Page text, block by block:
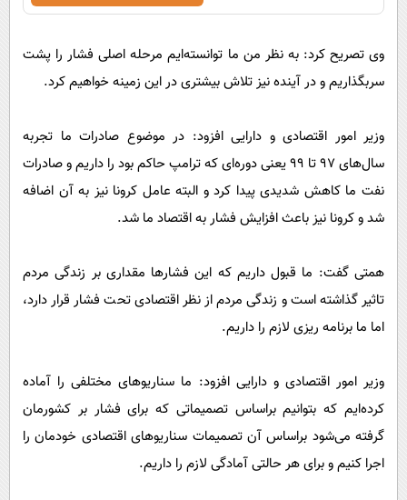
وی تصریح کرد: به نظر من ما توانسته‌ایم مرحله اصلی فشار را پشت
سربگذاریم و در آینده نیز تلاش بیشتری در این زمینه خواهیم کرد.
وزیر امور اقتصادی و دارایی افزود: در موضوع صادرات ما تجربه
سال‌های ۹۷ تا ۹۹ یعنی دوره‌ای که ترامپ حاکم بود را داریم و صادرات
نفت ما کاهش شدیدی پیدا کرد و البته عامل کرونا نیز به آن اضافه
شد و کرونا نیز باعث افزایش فشار به اقتصاد ما شد.
همتی گفت: ما قبول داریم که این فشار‌ها مقداری بر زندگی مردم
تاثیر گذاشته است و زندگی مردم از نظر اقتصادی تحت فشار قرار دارد،
اما ما برنامه ریزی لازم را داریم.
وزیر امور اقتصادی و دارایی افزود: ما سناریو‌های مختلفی را آماده
کرده‌ایم که بتوانیم براساس تصمیماتی که برای فشار بر کشورمان
گرفته می‌شود براساس آن تصمیمات سناریو‌های اقتصادی خودمان را
اجرا کنیم و برای هر حالتی آمادگی لازم را داریم.